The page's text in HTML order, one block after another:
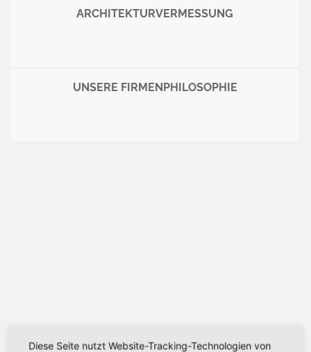
ARCHITEKTURVERMESSUNG
UNSERE FIRMENPHILOSOPHIE
Diese Seite nutzt Website-Tracking-Technologien von